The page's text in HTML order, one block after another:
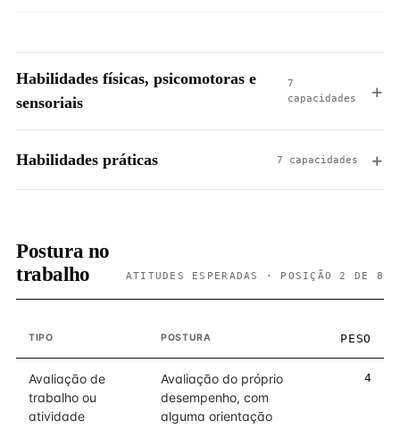
Habilidades físicas, psicomotoras e
sensoriais
7
capacidades
Habilidades práticas 7 capacidades
Postura no
trabalho
ATITUDES ESPERADAS · POSIÇÃO 2 DE 8
TIPO POSTURA PESO
Avaliação de
trabalho ou
atividade
Avaliação do próprio
desempenho, com
alguma orientação
4